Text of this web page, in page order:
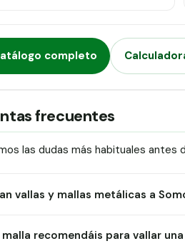
completo
frecuentes
las dudas más habituales antes
vallas y mallas metálicas a
malla recomendáis para vallar